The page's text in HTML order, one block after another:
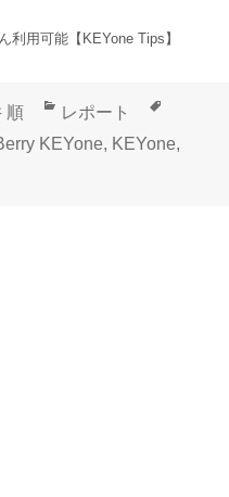
利用可能【KEYone Tips】
順
カ
テ
レポート
グ
KEYone, KEYone,